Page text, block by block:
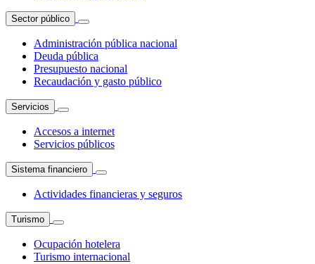
Sector público
Administración pública nacional
Deuda pública
Presupuesto nacional
Recaudación y gasto público
Servicios
Accesos a internet
Servicios públicos
Sistema financiero
Actividades financieras y seguros
Turismo
Ocupación hotelera
Turismo internacional